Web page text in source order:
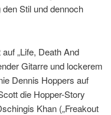
Stil und dennoch
„Life, Death And
Gitarre und lockerem
Dennis Hoppers auf
die Hopper-Story
Khan („Freakout